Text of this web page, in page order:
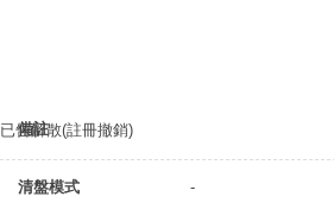
備註
已告解散(註冊撤銷)
清盤模式 -